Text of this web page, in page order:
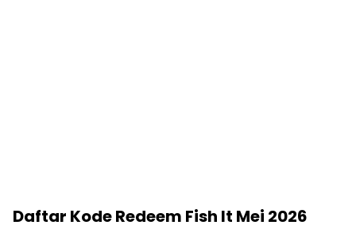
Daftar Kode Redeem Fish It Mei 2026